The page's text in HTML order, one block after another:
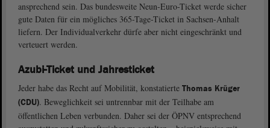
ansprechend sein. Das bundesweite Neun-Euro-Ticket werde sicher
gute Daten für ein mögliches 365-Tage-Ticket in Sachsen-Anhalt
liefern. Der Individualverkehr dürfe aber nicht eingeschränkt und
verteuert werden.
Azubi-Ticket und Jahresticket
Jeder habe das Recht auf Mobilität, konstatierte Thomas Krüger
(CDU). Beweglichkeit sei untrennbar mit der Teilhabe am
öffentlichen Leben verbunden. Daher sei der ÖPNV entsprechend